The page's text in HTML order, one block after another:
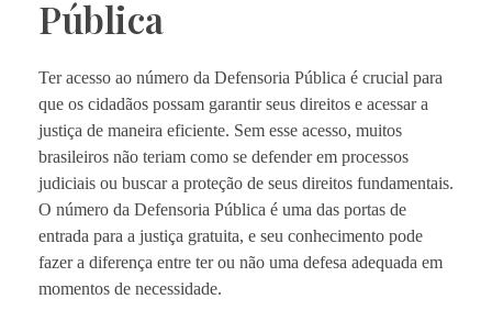
Pública
Ter acesso ao número da Defensoria Pública é crucial para
que os cidadãos possam garantir seus direitos e acessar a
justiça de maneira eficiente. Sem esse acesso, muitos
brasileiros não teriam como se defender em processos
judiciais ou buscar a proteção de seus direitos fundamentais.
O número da Defensoria Pública é uma das portas de
entrada para a justiça gratuita, e seu conhecimento pode
fazer a diferença entre ter ou não uma defesa adequada em
momentos de necessidade.